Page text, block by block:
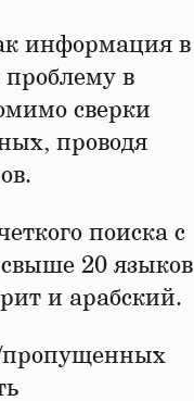
информация в
проблему в
сверки
проводя
поиска с
20 языков
и арабский.
пропущенных